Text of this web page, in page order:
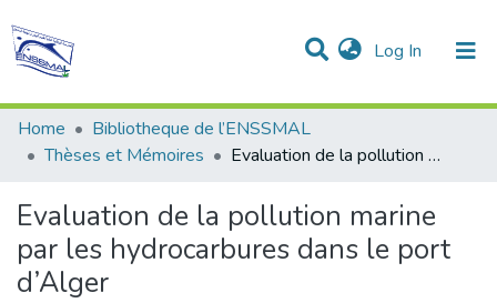
Log In (current)
Communities & Collections
Statistics
All of DSpace
Home
Bibliotheque de l’ENSSMAL
Thèses et Mémoires
Evaluation de la pollution marine par les hydrocarbures dans le port d’Alger
Evaluation de la pollution marine
par les hydrocarbures dans le port
d’Alger